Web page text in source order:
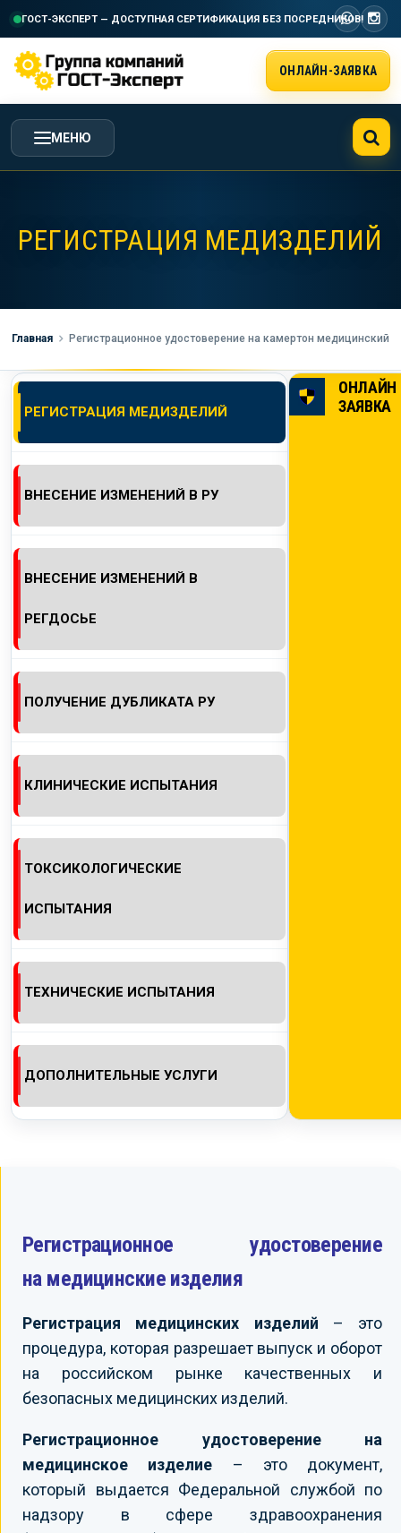
ГОСТ-ЭКСПЕРТ — ДОСТУПНАЯ СЕРТИФИКАЦИЯ БЕЗ ПОСРЕДНИКОВ!
ОНЛАЙН-ЗАЯВКА
МЕНЮ
УСЛУГИ ГК ГОСТ-ЭКСПЕРТ
СТОИМОСТЬ РАБОТ
НАША КОМПАНИЯ
КОНТАКТЫ
РЕГИСТРАЦИЯ МЕДИЗДЕЛИЙ
Главная Регистрационное удостоверение на камертон медицинский
РЕГИСТРАЦИЯ МЕДИЗДЕЛИЙ
ВНЕСЕНИЕ ИЗМЕНЕНИЙ В РУ
ВНЕСЕНИЕ ИЗМЕНЕНИЙ В
РЕГДОСЬЕ
ПОЛУЧЕНИЕ ДУБЛИКАТА РУ
КЛИНИЧЕСКИЕ ИСПЫТАНИЯ
ТОКСИКОЛОГИЧЕСКИЕ
ИСПЫТАНИЯ
ТЕХНИЧЕСКИЕ ИСПЫТАНИЯ
ДОПОЛНИТЕЛЬНЫЕ УСЛУГИ
ОНЛАЙН
ЗАЯВКА
Регистрационное удостоверение
на медицинские изделия
Регистрация медицинских изделий – это
процедура, которая разрешает выпуск и оборот
на российском рынке качественных и
безопасных медицинских изделий.
Регистрационное удостоверение на
медицинское изделие – это документ,
который выдается Федеральной службой по
надзору в сфере здравоохранения